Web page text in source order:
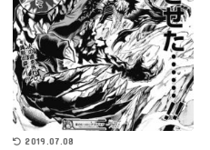
2019.07.08